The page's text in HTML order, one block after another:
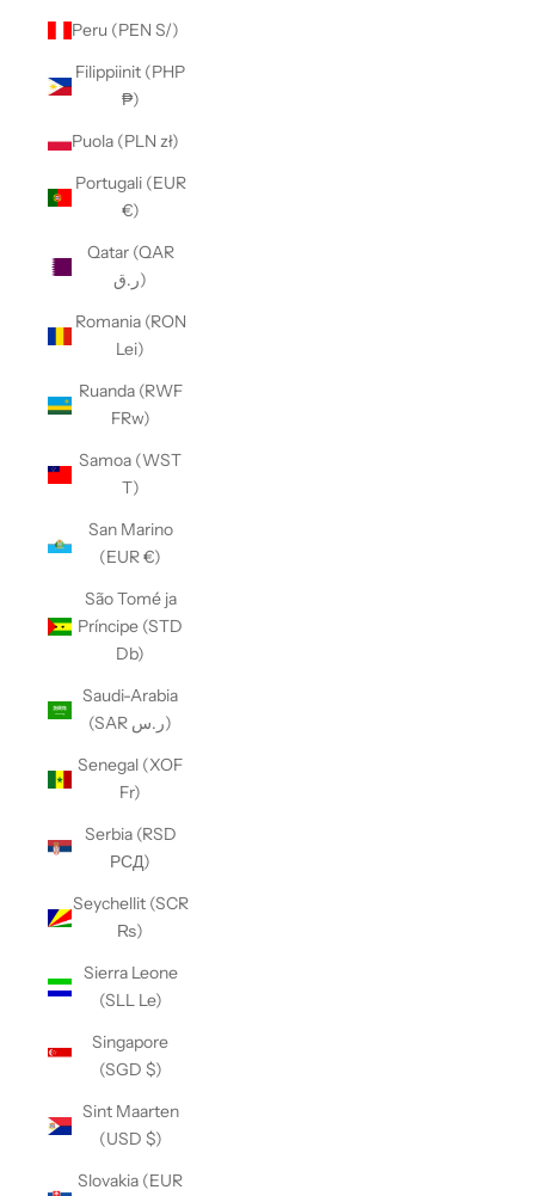
Peru (PEN S/)
Filippiinit (PHP
₱)
Puola (PLN zł)
Portugali (EUR
€)
Qatar (QAR
ر.ق)
Romania (RON
Lei)
Ruanda (RWF
FRw)
Samoa (WST
T)
San Marino
(EUR €)
São Tomé ja
Príncipe (STD
Db)
Saudi-Arabia
(SAR ر.س)
Senegal (XOF
Fr)
Serbia (RSD
РСД)
Seychellit (SCR
₨)
Sierra Leone
(SLL Le)
Singapore
(SGD $)
Sint Maarten
(USD $)
Slovakia (EUR